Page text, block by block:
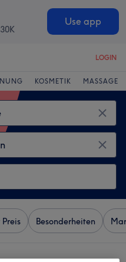
Use app
LOGIN
KOSMETIK MASSAGE
Besonderheiten